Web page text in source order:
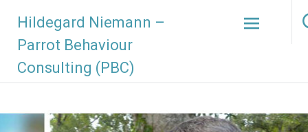
Hildegard Niemann –
Parrot Behaviour
Consulting (PBC)